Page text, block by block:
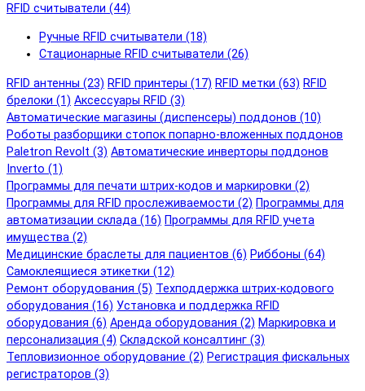
RFID cчитыватели (44)
Ручные RFID cчитыватели (18)
Стационарные RFID cчитыватели (26)
RFID антенны (23) RFID принтеры (17) RFID метки (63) RFID
брелоки (1) Аксессуары RFID (3)
Автоматические магазины (диспенсеры) поддонов (10)
Роботы разборщики стопок попарно-вложенных поддонов
Paletron Revolt (3) Автоматические инверторы поддонов
Inverto (1)
Программы для печати штрих-кодов и маркировки (2)
Программы для RFID прослеживаемости (2) Программы для
автоматизации склада (16) Программы для RFID учета
имущества (2)
Медицинские браслеты для пациентов (6) Риббоны (64)
Самоклеящиеся этикетки (12)
Ремонт оборудования (5) Техподдержка штрих-кодового
оборудования (16) Установка и поддержка RFID
оборудования (6) Аренда оборудования (2) Маркировка и
персонализация (4) Складской консалтинг (3)
Тепловизионное оборудование (2) Регистрация фискальных
регистраторов (3)